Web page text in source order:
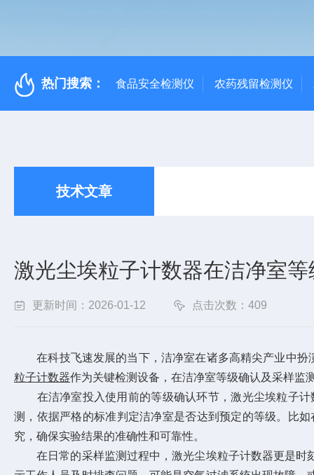
热门搜索： 食品安全检测仪 农药残留检测仪
技术文章
激光尘埃粒子计数器在洁净室
更新时间：2026-01-12 点击次数：409
在科技飞速发展的当下，洁净室在诸多高精尖产业中扮
粒子计数器作为关键检测设备，在洁净室等级确认及采样监
在洁净室投入使用前的等级确认环节，激光尘埃粒子计
测，依据严格的标准判定洁净室是否达到预定的等级。比
究，确保实验结果的准确性和可靠性。
在日常的采样监测过程中，激光尘埃粒子计数器更是时